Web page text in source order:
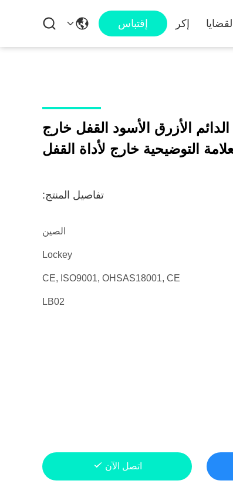
إكر إقتباس
الأزرق الأسود القفل خارج
التوضيحية خارج لأداة القفل
تفاصيل المنتج:
الصين
Lockey
CE, ISO9001, OHSAS18001, CE
LB02
اتصل الآن